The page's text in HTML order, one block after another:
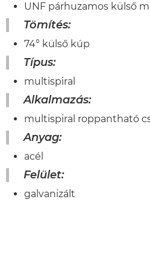
UNF párhuzamos külső
Tömítés:
74° külső kúp
Típus:
multispiral
Alkalmazás:
multispiral roppantható
Anyag:
acél
Felület:
galvanizált